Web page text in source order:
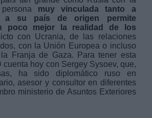
muy vinculada tanto a
a su país de origen permite
poco mejor la realidad de los
con Ucrania, de las relaciones
con la Unión Europea o incluso
Franja de Gaza. Para tener esta
cuenta hoy con Sergey Sysoev, que,
ha sido diplomático ruso en
asesor y consultor en diferentes
ministerio de Asuntos Exteriores